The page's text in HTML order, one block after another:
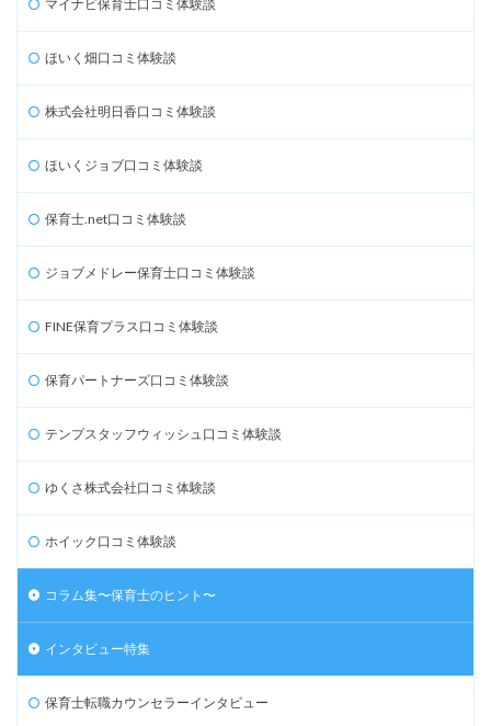
マイナビ保育士口コミ体験談
ほいく畑口コミ体験談
株式会社明日香口コミ体験談
ほいくジョブ口コミ体験談
保育士.net口コミ体験談
ジョブメドレー保育士口コミ体験談
FINE保育プラス口コミ体験談
保育パートナーズ口コミ体験談
テンプスタッフウィッシュ口コミ体験談
ゆくさ株式会社口コミ体験談
ホイック口コミ体験談
コラム集〜保育士のヒント〜
インタビュー特集
保育士転職カウンセラーインタビュー